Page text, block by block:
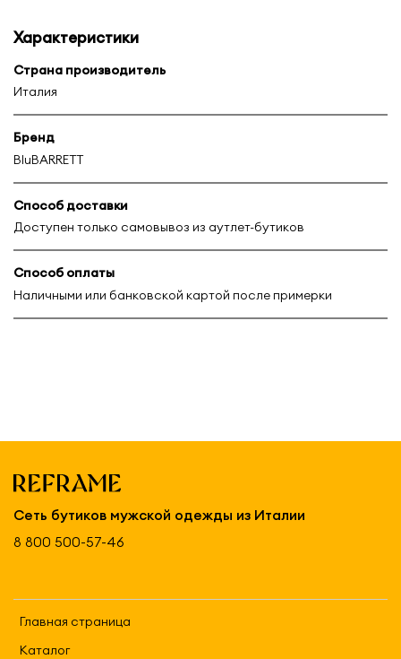
Характеристики
Страна производитель
Италия
Бренд
BluBARRETT
Способ доставки
Доступен только самовывоз из аутлет-бутиков
Способ оплаты
Наличными или банковской картой после примерки
Главная страница
Каталог
Сеть бутиков мужской одежды из Италии
8 800 500-57-46